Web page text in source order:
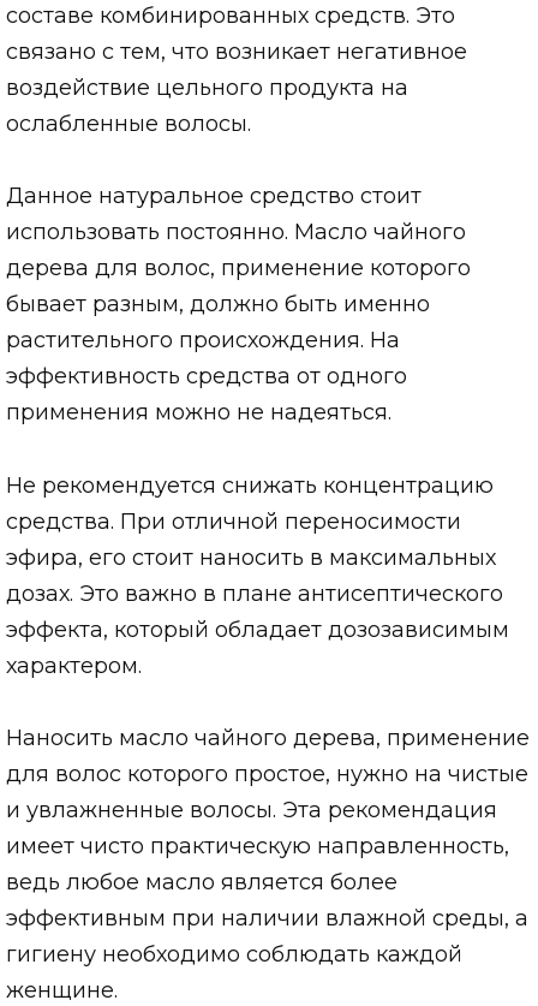
составе комбинированных средств. Это
связано с тем, что возникает негативное
воздействие цельного продукта на
ослабленные волосы.
Данное натуральное средство стоит
использовать постоянно. Масло чайного
дерева для волос, применение которого
бывает разным, должно быть именно
растительного происхождения. На
эффективность средства от одного
применения можно не надеяться.
Не рекомендуется снижать концентрацию
средства. При отличной переносимости
эфира, его стоит наносить в максимальных
дозах. Это важно в плане антисептического
эффекта, который обладает дозозависимым
характером.
Наносить масло чайного дерева, применение
для волос которого простое, нужно на чистые
и увлажненные волосы. Эта рекомендация
имеет чисто практическую направленность,
ведь любое масло является более
эффективным при наличии влажной среды, а
гигиену необходимо соблюдать каждой
женщине.